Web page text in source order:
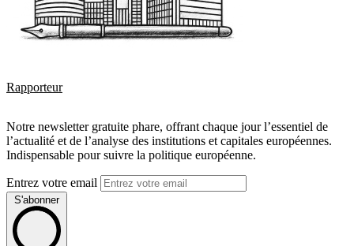
Rapporteur
Notre newsletter gratuite phare, offrant chaque jour l’essentiel de
l’actualité et de l’analyse des institutions et capitales européennes.
Indispensable pour suivre la politique européenne.
Entrez votre email
S'abonner